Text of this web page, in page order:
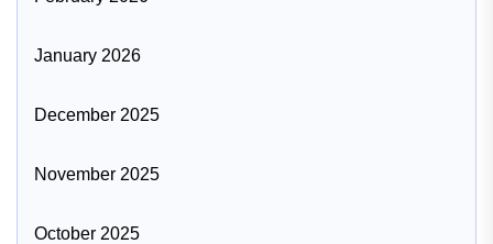
January 2026
December 2025
November 2025
October 2025